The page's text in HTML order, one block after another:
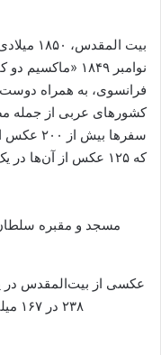
فرانسوی، به همراه
کشورهای عربی از جمله
که ۱۲۵ عکس‌ از آن‌ها در یک کتاب فرانسوی چاپ شد.
مسجد و مقبره سلطان
۲۳۸ در ۱۶۷ میلی‌متر، قیمت ۸۰۰ تا ۱۲۰۰ پوند